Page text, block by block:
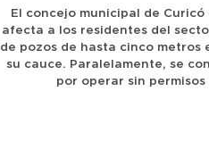
El concejo municipal de
afecta a los residentes del
de pozos de hasta cinco metros
su cauce. Paralelamente, se
por operar sin